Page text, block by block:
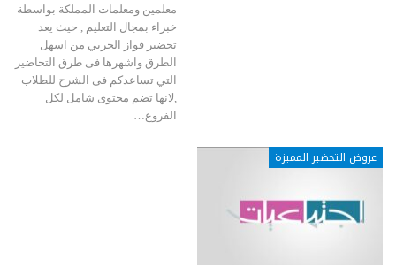
معلمين ومعلمات المملكة بواسطة
خبراء بمجال التعليم , حيث يعد
تحضير فواز الحربي من اسهل
الطرق واشهرها فى طرق التحاضير
التي تساعدكم فى الشرح للطلاب
,لانها تضم محتوى شامل لكل
الفروع…
عروض التحضير المميزة